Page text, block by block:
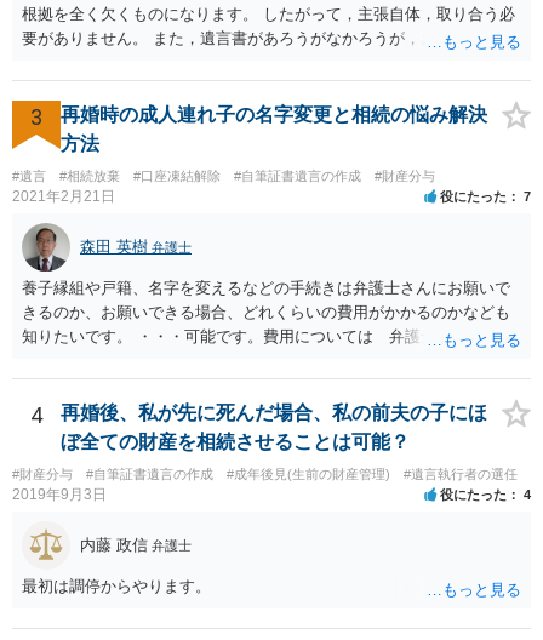
根拠を全く欠くものになります。 したがって，主張自体，取り合う必
要がありません。 また，遺言書があろうがなかろうが，お父上のご兄
ご回答にもありますが， 代理人弁護士をたてて，その弁護士から相手
方に対して， ・相続に関する主張は法的根拠がなく，一切応じないこ
と ・今後一切の連絡をしてこないでほしいこと ・連絡を継続してくる
書面を発送してもらうことがよろしいように思います。
3
再婚時の成人連れ子の名字変更と相続の悩み解決
方法
#遺言 #相続放棄 #口座凍結解除 #自筆証書遺言の作成 #財産分与
2021年2月21日 役にたった 7
森田 英樹 弁護士
養子縁組や戸籍、名字を変えるなどの手続きは弁護士さんにお願いで
きるのか、お願いできる場合、どれくらいの費用がかかるのかなども
知りたいです。 ・・・可能です。費用については 弁護士と直接面談
ています。 やはり、成人した子のことまでごちゃごちゃ考えず、自分
の事だけ考えるべきなのでしょうか ・・・お子さんの事をまで含め良
い解決案があればお悩みになるのは当然と言えば当然のことです。 彼
と親子関係を結びたいと思っているが、名字は変えたくない・・・養
子縁組の必要があり 氏も変更することになります。 しかし 彼は成人
しているとは言え、自分の子と私の連れ子、全て平等にしたいと希
望。もちろん私もそうできればと思います。 ・・・婚姻前の契約 あ
るいは 遺言書などで その意思を実現する方法はあります。 弁護
士に相談してみてください。
4
再婚後、私が先に死んだ場合、私の前夫の子にほ
ぼ全ての財産を相続させることは可能？
#財産分与 #自筆証書遺言の作成 #成年後見(生前の財産管理) #遺言執行者の選任
2019年9月3日 役にたった 4
内藤 政信 弁護士
最初は調停からやります。